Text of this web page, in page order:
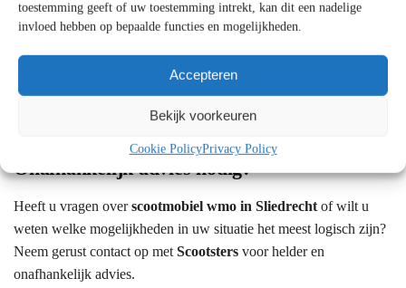
toestemming geeft of uw toestemming intrekt, kan dit een nadelige
invloed hebben op bepaalde functies en mogelijkheden.
Accepteren
Bekijk voorkeuren
Cookie PolicyPrivacy Policy
Een gesprek met een Wmo-consulent
Beoordeling en besluit
Bij langdurige zorg kan ook hetCentrum Indicatiestelling Zorg
(CIZ)betrokken zijn. Officiële informatie vindt u bij de
Onafhankelijk advies nodig?
Heeft u vragen overscootmobiel wmo in Sliedrecht of wilt u
weten welke mogelijkheden in uw situatie het meest logisch zijn?
Neem gerust contact op met Scootsters voor helder en
onafhankelijk advies.